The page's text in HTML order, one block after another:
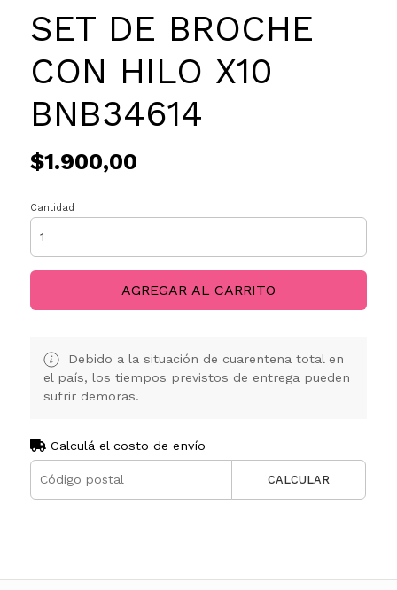
SET DE BROCHE
CON HILO X10
BNB34614
$1.900,00
Cantidad
AGREGAR AL CARRITO
Debido a la situación de cuarentena total en
el país, los tiempos previstos de entrega pueden
sufrir demoras.
Calculá el costo de envío
CALCULAR